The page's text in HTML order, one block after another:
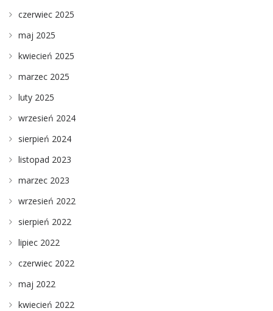
czerwiec 2025
maj 2025
kwiecień 2025
marzec 2025
luty 2025
wrzesień 2024
sierpień 2024
listopad 2023
marzec 2023
wrzesień 2022
sierpień 2022
lipiec 2022
czerwiec 2022
maj 2022
kwiecień 2022